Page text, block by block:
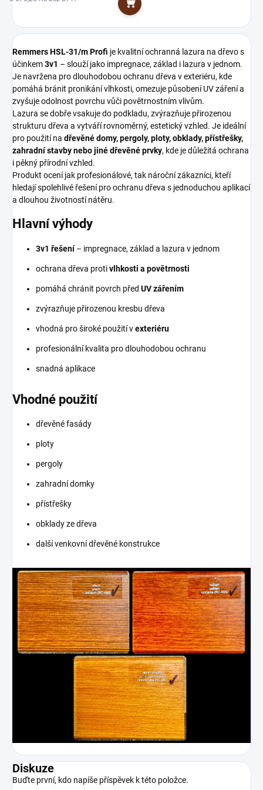
Do košíku
Remmers HSL-31/m Profi je kvalitní ochranná lazura na dřevo s
účinkem3v1 – slouží jako impregnace, základ i lazura v jednom.
Je navržena pro dlouhodobou ochranu dřeva v exteriéru, kde
pomáhá bránit pronikání vlhkosti, omezuje působení UV záření a
zvyšuje odolnost povrchu vůči povětrnostním vlivům.
Lazura se dobře vsakuje do podkladu, zvýrazňuje přirozenou
strukturu dřeva a vytváří rovnoměrný, estetický vzhled. Je ideální
pro použití na dřevěné domy, pergoly, ploty, obklady, přístřešky,
zahradní stavby nebo jiné dřevěné prvky, kde je důležitá ochrana
i pěkný přírodní vzhled.
Produkt ocení jak profesionálové, tak nároční zákazníci, kteří
hledají spolehlivé řešení pro ochranu dřeva s jednoduchou aplikací
a dlouhou životností nátěru.
Hlavní výhody
3v1 řešení– impregnace, základ a lazura v jednom
ochrana dřeva protivlhkosti a povětrnosti
pomáhá chránit povrch před UV zářením
zvýrazňuje přirozenou kresbu dřeva
vhodná pro široké použití vexteriéru
profesionální kvalita pro dlouhodobou ochranu
snadná aplikace
Vhodné použití
dřevěné fasády
ploty
pergoly
zahradní domky
přístřešky
obklady ze dřeva
další venkovní dřevěné konstrukce
Diskuze
Buďte první, kdo napíše příspěvek k této položce.